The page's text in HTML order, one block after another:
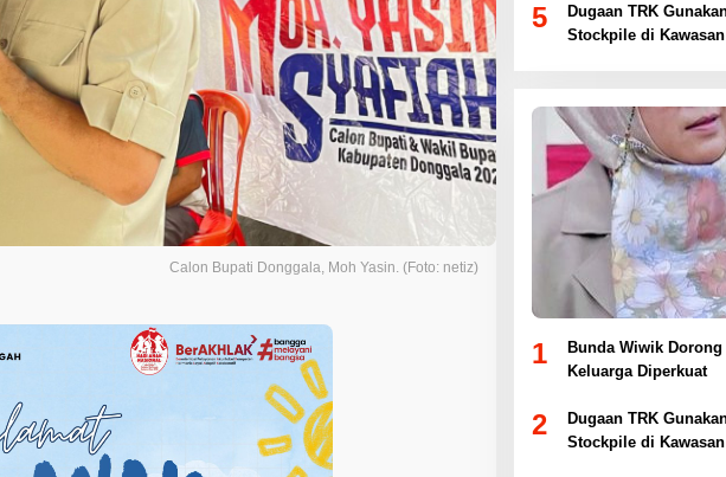
Calon Bupati Donggala, Moh Yasin. (Foto: netiz)
5
Dugaan TRK
Stockpile di
1
Bunda Wiwik
Keluarga Diperkuat
2
Dugaan TRK
Stockpile di